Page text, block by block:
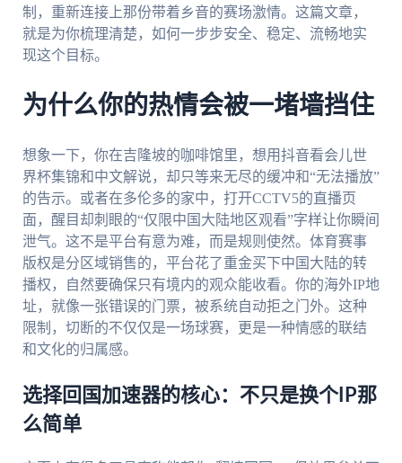
制，重新连接上那份带着乡音的赛场激情。这篇文章，
就是为你梳理清楚，如何一步步安全、稳定、流畅地实
现这个目标。
为什么你的热情会被一堵墙挡住
想象一下，你在吉隆坡的咖啡馆里，想用抖音看会儿世
界杯集锦和中文解说，却只等来无尽的缓冲和“无法播放”
的告示。或者在多伦多的家中，打开CCTV5的直播页
面，醒目却刺眼的“仅限中国大陆地区观看”字样让你瞬间
泄气。这不是平台有意为难，而是规则使然。体育赛事
版权是分区域销售的，平台花了重金买下中国大陆的转
播权，自然要确保只有境内的观众能收看。你的海外IP地
址，就像一张错误的门票，被系统自动拒之门外。这种
限制，切断的不仅仅是一场球赛，更是一种情感的联结
和文化的归属感。
选择回国加速器的核心：不只是换个IP那
么简单